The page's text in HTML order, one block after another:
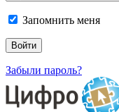
Запомнить меня
Забыли пароль?